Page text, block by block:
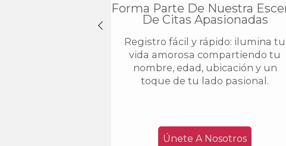
Forma Parte De Nuestra
De Citas Apasionadas
Registro fácil y rápido: ilumina tu
vida amorosa compartiendo tu
nombre, edad, ubicación y un
toque de tu lado pasional.
Únete A Nosotros